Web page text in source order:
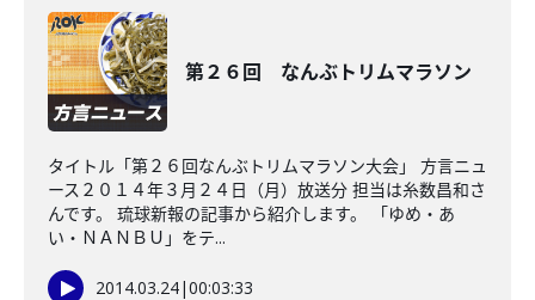
第２６回 なんぶトリムマラソン
タイトル「第２６回なんぶトリムマラソン大会」 方言ニュ
ース２０１４年３月２４日（月）放送分 担当は糸数昌和さ
んです。 琉球新報の記事から紹介します。 「ゆめ・あ
い・ＮＡＮＢＵ」をテ...
2014.03.24|00:03:33